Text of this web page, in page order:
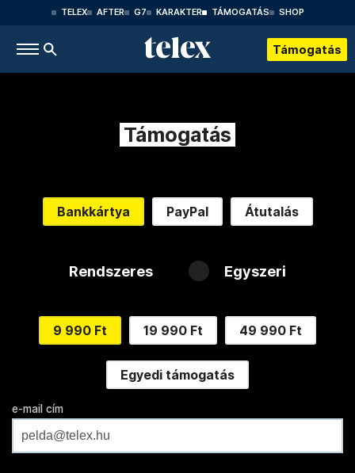
TELEX AFTER G7 KARAKTER TÁMOGATÁS SHOP
Támogatás
Támogatás
Bankkártya PayPal Átutalás
Rendszeres Egyszeri
9 990 Ft 19 990 Ft 49 990 Ft
Egyedi támogatás
e-mail cím